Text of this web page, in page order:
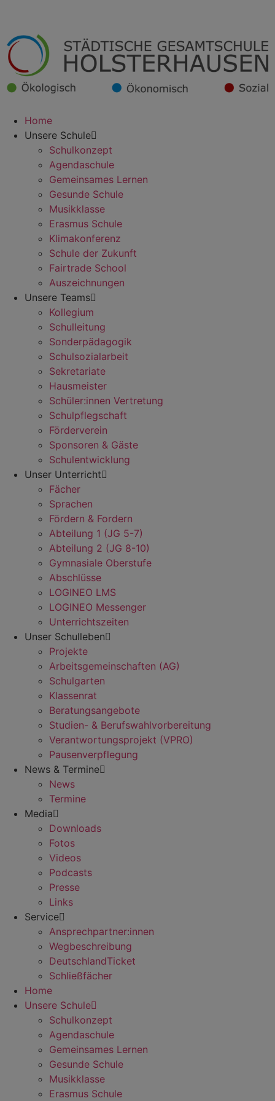
Home
Unsere Schule
Schulkonzept
Agendaschule
Gemeinsames Lernen
Gesunde Schule
Musikklasse
Erasmus Schule
Klimakonferenz
Schule der Zukunft
Fairtrade School
Auszeichnungen
Unsere Teams
Kollegium
Schulleitung
Sonderpädagogik
Schulsozialarbeit
Sekretariate
Hausmeister
Schüler:innen Vertretung
Schulpflegschaft
Förderverein
Sponsoren & Gäste
Schulentwicklung
Unser Unterricht
Fächer
Sprachen
Fördern & Fordern
Abteilung 1 (JG 5-7)
Abteilung 2 (JG 8-10)
Gymnasiale Oberstufe
Abschlüsse
LOGINEO LMS
LOGINEO Messenger
Unterrichtszeiten
Unser Schulleben
Projekte
Arbeitsgemeinschaften (AG)
Schulgarten
Klassenrat
Beratungsangebote
Studien- & Berufswahlvorbereitung
Verantwortungsprojekt (VPRO)
Pausenverpflegung
News & Termine
News
Termine
Media
Downloads
Fotos
Videos
Podcasts
Presse
Links
Service
Ansprechpartner:innen
Wegbeschreibung
DeutschlandTicket
Schließfächer
Home
Unsere Schule
Schulkonzept
Agendaschule
Gemeinsames Lernen
Gesunde Schule
Musikklasse
Erasmus Schule